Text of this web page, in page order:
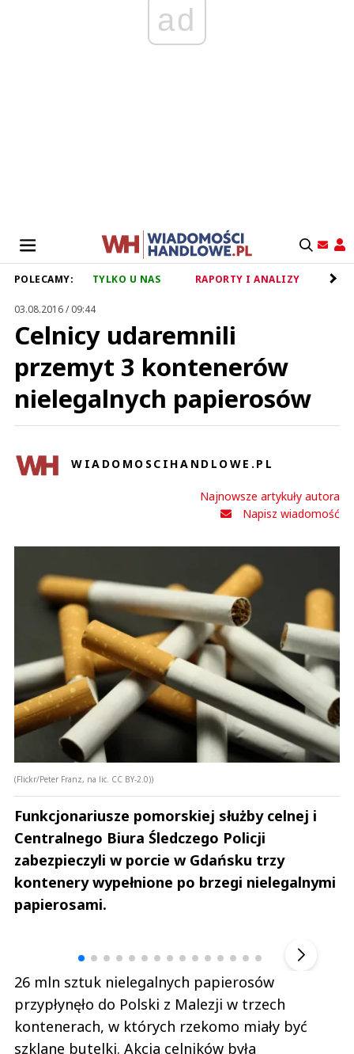
ad
POLECAMY: TYLKO U NAS RAPORTY I ANALIZY
03.08.2016 / 09:44
Celnicy udaremnili
przemyt 3 kontenerów
nielegalnych papierosów
WIADOMOSCIHANDLOWE.PL
Najnowsze artykuły autora
Napisz wiadomość
(Flickr/Peter Franz, na lic. CC BY-2.0))
Funkcjonariusze pomorskiej służby celnej i
Centralnego Biura Śledczego Policji
zabezpieczyli w porcie w Gdańsku trzy
kontenery wypełnione po brzegi nielegalnymi
papierosami.
26 mln sztuk nielegalnych papierosów
przypłynęło do Polski z Malezji w trzech
kontenerach, w których rzekomo miały być
szklane butelki. Akcja celników była